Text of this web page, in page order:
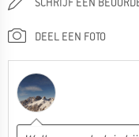
DEEL EEN FOTO